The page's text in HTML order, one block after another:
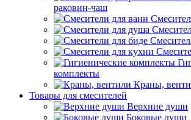
раковин-чаш
комплекты
Краны,
Товары для смесителей
Верхние души
Боковые души